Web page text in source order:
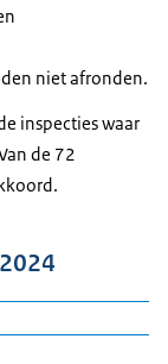
niet afronden.
inspecties waar
de 72